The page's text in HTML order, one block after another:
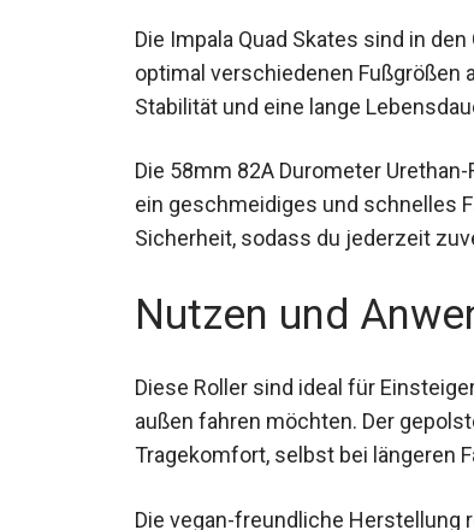
Die Impala Quad Skates sind in
optimal verschiedenen Fußgrößen
Stabilität und eine lange
Die 58mm 82A Durometer
ermöglichen ein geschmeidiges
zusätzlich Sicherheit, sodass du
Nutzen und
Diese Roller sind ideal für
außen fahren möchten. Der
Tragekomfort, selbst bei längeren
Die vegan-freundliche Herstellung